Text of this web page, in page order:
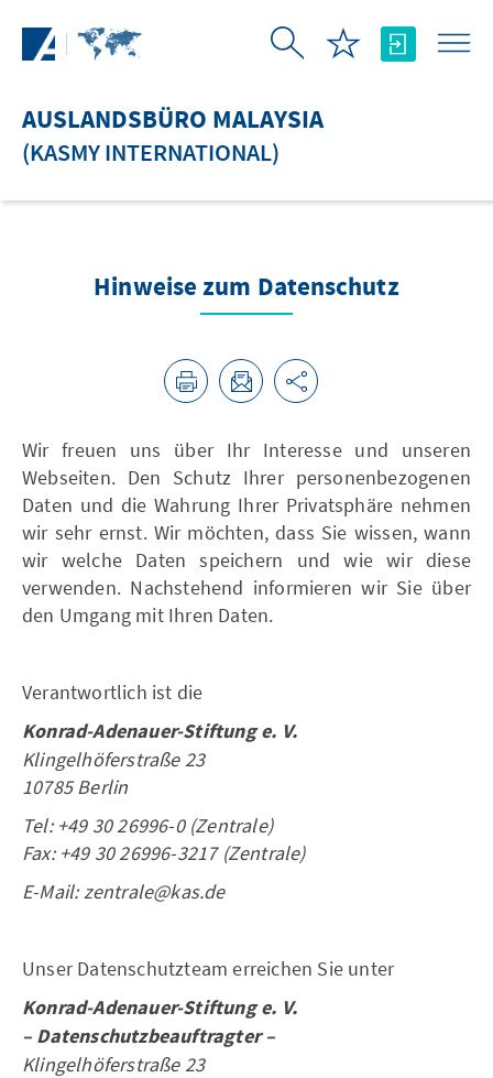
AUSLANDSBÜRO MALAYSIA
(KASMY INTERNATIONAL)
Hinweise zum Datenschutz
Wir freuen uns über Ihr Interesse und unseren
Webseiten. Den Schutz Ihrer personenbezogenen
Daten und die Wahrung Ihrer Privatsphäre nehmen
wir sehr ernst. Wir möchten, dass Sie wissen, wann
wir welche Daten speichern und wie wir diese
verwenden. Nachstehend informieren wir Sie über
den Umgang mit Ihren Daten.
Verantwortlich ist die
Konrad-Adenauer-Stiftung e. V.
Klingelhöferstraße 23
10785 Berlin
Tel: +49 30 26996-0 (Zentrale)
Fax: +49 30 26996-3217 (Zentrale)
E-Mail: zentrale@kas.de
Unser Datenschutzteam erreichen Sie unter
Konrad-Adenauer-Stiftung e. V.
– Datenschutzbeauftragter –
Klingelhöferstraße 23